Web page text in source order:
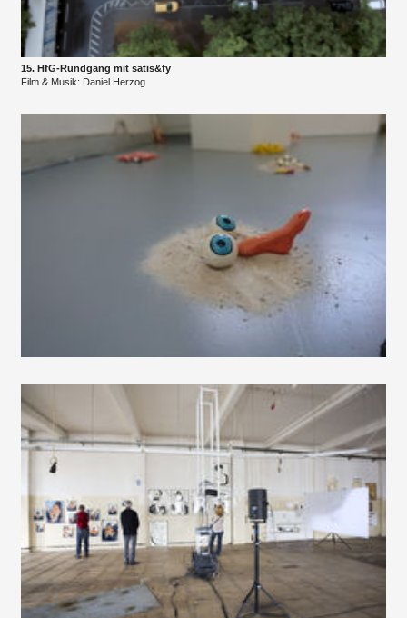
15. HfG-Rundgang mit satis&fy
Film & Musik: Daniel Herzog